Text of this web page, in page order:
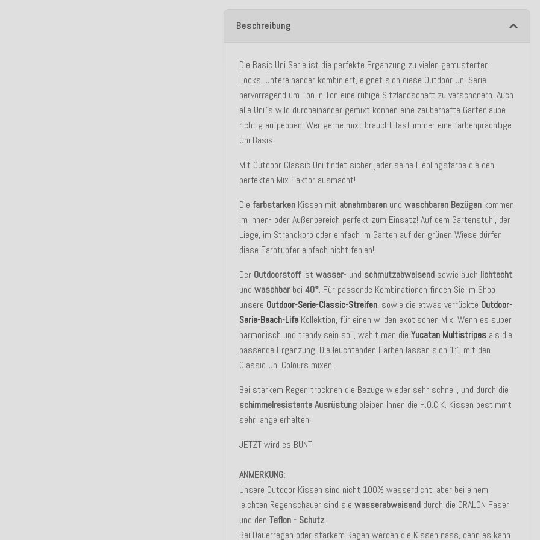
Beschreibung
Die Basic Uni Serie ist die perfekte Ergänzung zu vielen gemusterten
Looks. Untereinander kombiniert, eignet sich diese Outdoor Uni Serie
hervorragend um Ton in Ton eine ruhige Sitzlandschaft zu verschönern. Auch
alle Uni`s wild durcheinander gemixt können eine zauberhafte Gartenlaube
richtig aufpeppen. Wer gerne mixt braucht fast immer eine farbenprächtige
Uni Basis!
Mit Outdoor Classic Uni findet sicher jeder seine Lieblingsfarbe die den
perfekten Mix Faktor ausmacht!
Diefarbstarken Kissen mit abnehmbaren undwaschbaren Bezügen kommen
im Innen- oder Außenbereich perfekt zum Einsatz! Auf dem Gartenstuhl, der
Liege, im Strandkorb oder einfach im Garten auf der grünen Wiese dürfen
diese Farbtupfer einfach nicht fehlen!
Der Outdoorstoffistwasser- und schmutzabweisend sowie auch lichtecht
undwaschbar bei40°. Für passende Kombinationen finden Sie im Shop
unsere Outdoor-Serie-Classic-Streifen, sowie die etwas verrückte Outdoor-
Serie-Beach-Life Kollektion, für einen wilden exotischen Mix. Wenn es super
harmonisch und trendy sein soll, wählt man dieYucatan Multistripes als die
passende Ergänzung. Die leuchtenden Farben lassen sich 1:1 mit den
Classic Uni Colours mixen.
Bei starkem Regen trocknen die Bezüge wieder sehr schnell, und durch die
schimmelresistente Ausrüstung bleiben Ihnen die H.O.C.K. Kissen bestimmt
sehr lange erhalten!
JETZT wird es BUNT!
ANMERKUNG:
Unsere Outdoor Kissen sind nicht 100% wasserdicht, aber bei einem
leichten Regenschauer sind sie wasserabweisend durch die DRALON Faser
und denTeflon - Schutz!
Bei Dauerregen oder starkem Regen werden die Kissen nass, denn es kann